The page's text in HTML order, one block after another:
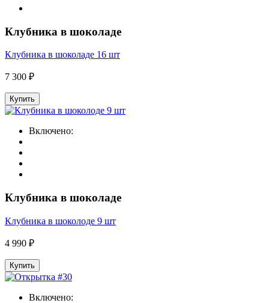
Клубника в шоколаде
Клубника в шоколаде 16 шт
7 300 ₽
Купить
Включено:
Клубника в шоколаде
Клубника в шоколоде 9 шт
4 990 ₽
Купить
Включено: